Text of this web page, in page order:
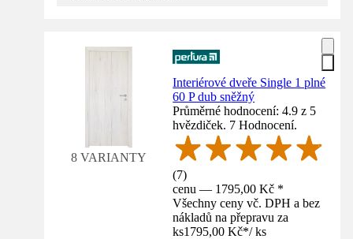
8 VARIANTY
Interiérové dveře Single 1 plné
60 P dub sněžný
Průměrné hodnocení: 4.9 z 5
hvězdiček. 7 Hodnocení.
(7)
cenu — 1795,00 Kč *
Všechny ceny vč. DPH a bez
nákladů na přepravu za
ks1795,00 Kč*/ ks